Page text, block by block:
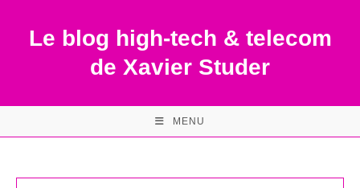
contentLe blog high-tech & telecom
de Xavier Studer
MENU